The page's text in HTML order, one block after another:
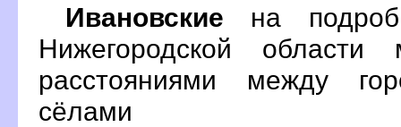
Ивановские на
Нижегородской
расстояниями между
сёлами